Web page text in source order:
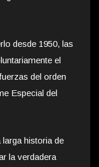
desde 1950, las
el
del orden
Especial del
larga historia de
la verdadera